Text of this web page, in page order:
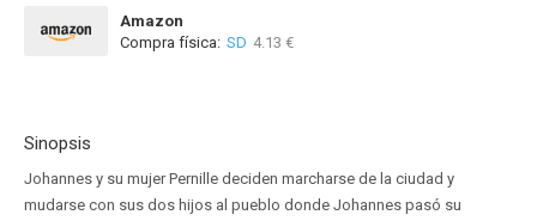
Amazon
Compra física: SD 4.13 €
Sinopsis
Johannes y su mujer Pernille deciden marcharse de la ciudad y
mudarse con sus dos hijos al pueblo donde Johannes pasó su